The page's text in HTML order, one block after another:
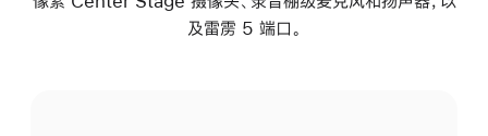
及雷雳 5 端口。